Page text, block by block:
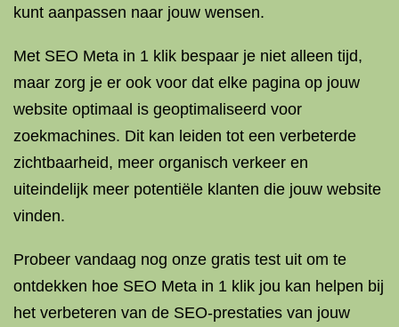
kunt aanpassen naar jouw wensen.
Met SEO Meta in 1 klik bespaar je niet alleen tijd,
maar zorg je er ook voor dat elke pagina op jouw
website optimaal is geoptimaliseerd voor
zoekmachines. Dit kan leiden tot een verbeterde
zichtbaarheid, meer organisch verkeer en
uiteindelijk meer potentiële klanten die jouw website
vinden.
Probeer vandaag nog onze gratis test uit om te
ontdekken hoe SEO Meta in 1 klik jou kan helpen bij
het verbeteren van de SEO-prestaties van jouw